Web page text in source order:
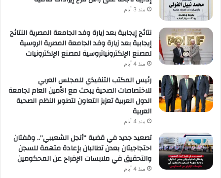
منذ 3 أيام
نتائج إيجابية بعد زيارة وفد الجامعة المصرية النتائج
إيجابية بعد زيارة وفد الجامعة المصرية الروسية
لمصنع الإلكترونياتروسية لمصنع الإلكترونيات
منذ 4 أيام
رئيس المكتب التنفيذي للمجلس العربي
للاختصاصات الصحية يبحث مع الأمين العام لجامعة
الدول العربية تعزيز التعاون لتطوير النظم الصحية
العربية
منذ 4 أيام
تصعيد جديد في قضية “أنجل الشعيبي”.. وقفتان
احتجاجيتان بعدن تطالبان بإعادة متهمة للسجن
والتحقيق في ملابسات الإفراج عن المحكومين
منذ 4 أيام